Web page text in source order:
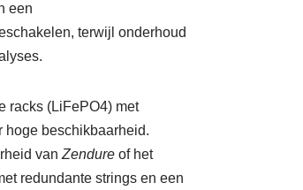
een
terwijl onderhoud
racks (LiFePO4) met
hoge beschikbaarheid.
van Zendureof het
redundante strings en een